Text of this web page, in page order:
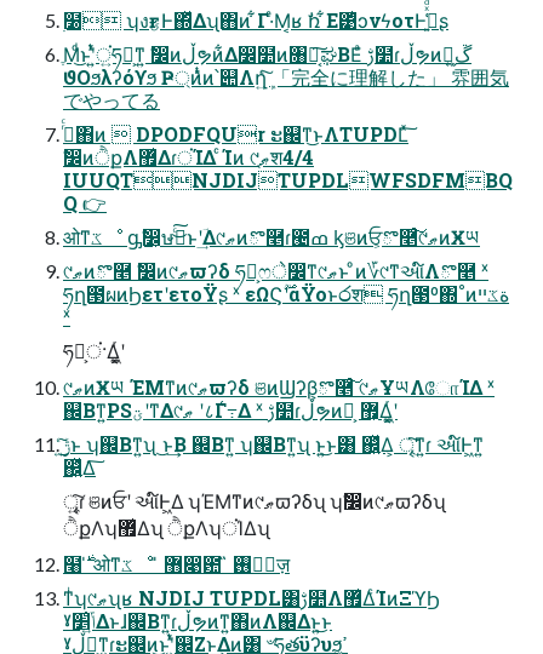
࣭໰ ʮงғؾͰ΍ͬͯΔʯ΋ͷ ͋Γ·ͤΜ͔ʁ ࣗռ ͋Ε͹ͥͻνϟοτͰڭ͍͑ͯͩ͘͞ʂ
ֶΜͩ͜ͱʹ͍ͭͯਂ͍ཧղ͕ͳ͍ ࣗ෼ͷڵຯͷ͋Δ෼໺ͷ৘ใ͔͠ಘΒΕͣ ࢹ໺ɾڵຯͷ෯͕ڱ͍
ϑΟϧλʔόϒϧ Ҏ্ͷ̎ͭͷ՝୊Λղܾ͍ͨ͠ 「完全に理解した」 雰囲気
でやってる
࡞ͬͨ΋ͷ  DPODFQUr ະ஌ͳ͜ͱΛTUPDLͯ͠
ࣗ෼ͷੈքΛ޿͛ΔɾਂΊΔ ͨΊͷ ୯ޠֶश4/4
IUUQTNJDIJTUPDLWFSDFMBQ
Q 👉
ओͳػೳ ᶃࣗ෼͕ษڧͨ͜͠ͱʹؔ͢Δ୯ޠͷొ࿥ɾ౤ߘ ᶄଞͷਓ͕ొ࿥ͨ͠୯ޠͷӾཡ
୯ޠͷొ࿥ ࣗ෼ͷ୯ޠϖʔδ ཧղ͕ෆे෼ͳ୯ޠͱ ͦͷ؆୯ͳઆ໌Λొ࿥ ˣ
ཧղ౓ผͷϦετʹετοΫʂ ˣ εΩϚ࣌ؒʹαΫοͱ෮श ཧղ౓º΍˚ͷةػײ
ˣ
ཧղ͕ਂ·Δ͖͔͚ͬʹ
୯ޠͷӾཡ ΈΜͳͷ୯ޠϖʔδ ଞͷϢʔβ͕ొ࿥ͨ͠ ୯ޠҰཡΛோΊΔ ˣ
஌Βͳ͍PSؾʹͳΔ୯ޠ ʹ८Γ߹͑Δ ˣ ࢹ໺ɾڵຯͷ෯͕ ޿͕Δ͖͔͚ͬʹ
஌͍ͬͯΔ͠
ৄ͍͠ɾ ଞͷਓʹ આ໌Ͱ͖Δ ʮΈΜͳͷ୯ޠϖʔδʯ ʮࣗ෼ͷ୯ޠϖʔδʯ
ੈքΛʮ޿͛Δʯ ੈքΛʮਂΊΔʯ
໨࣍ ̍ ओͳػೳ ̎ ޻෉఺ ̏ ࢖༻ٕज़
ͳͥʮ୯ޠʯʁ NJDIJ TUPDL͸ࢹ໺Λ޿͛ΔͨΊͷΞϓϦ
ˠݴ͍׵͑Δͱɺ஌Βͳ͍ɾڵຯͷͳ͍΋ͷΛ஌Δͱ͍͏͜ͱ
ˠڵຯ͕ͳ͍ɾະ஌ͷ͜ͱʹ͍ͭͯ஌Ζ͏ͱ͢Δͷ͸ ৺ཧతϋʔυϧ͕ߴ͍